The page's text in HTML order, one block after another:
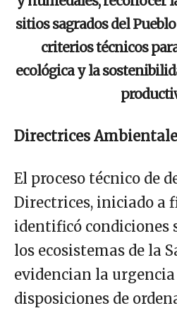
sitios sagrados del
criterios técnicos
ecológica y la
Directrices
El proceso técnico de
Directrices, iniciado a
identificó condiciones
los ecosistemas de la
evidencian la urgencia
disposiciones de